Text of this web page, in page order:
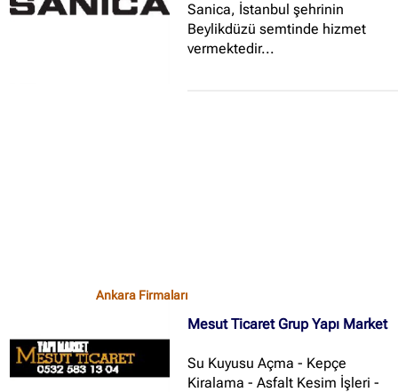
Sanica, İstanbul şehrinin
Beylikdüzü semtinde hizmet
vermektedir...
Ankara Firmaları
Mesut Ticaret Grup Yapı Market
Su Kuyusu Açma - Kepçe
Kiralama - Asfalt Kesim İşleri -
Ankara Firmaları(672)
İstanbul Firmaları
İzmir Firmaları(178)